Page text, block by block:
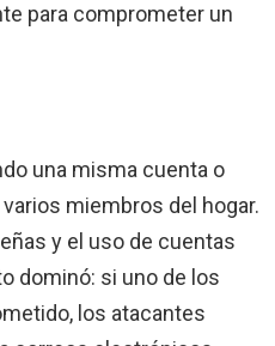
para comprometer un
una misma cuenta o
miembros del hogar.
y el uso de cuentas
dominó: si uno de los
los atacantes